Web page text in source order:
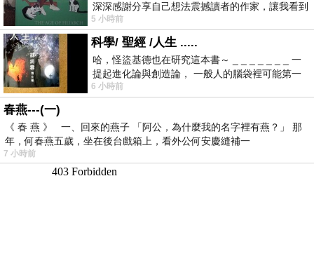
深深感謝分享自己想法震撼讀者的作家，讓我看到
不同樣貌的家庭！ 《女大
5 小時前
科學/ 聖經 /人生 .....
哈，怪盜基德也在研究這本書～ _ _ _ _ _ _ _ 一
提起進化論與創造論， 一般人的腦袋裡可能第一
時間就有「 進化論很科
6 小時前
春燕---(一)
《 春 燕 》 一、回來的燕子 「阿公，為什麼我的名字裡有燕？」 那
年，何春燕五歲，坐在後台戲箱上，看外公何安慶縫補一
7 小時前